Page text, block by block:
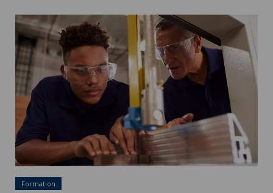
Contrat d'apprentissage ">
Formation